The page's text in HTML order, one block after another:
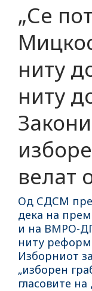
„Се
ниту
ниту
велат
Од СДСМ
дека на
и на ВМРО-
ниту
Изборниот
„изборен
гласовите на